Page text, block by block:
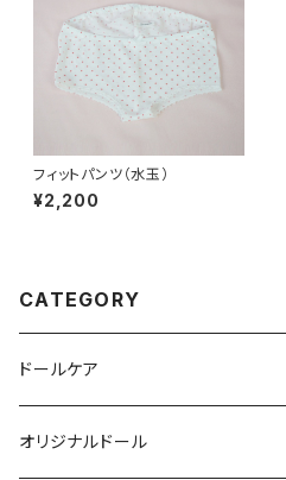
フィットパンツ（水玉）
¥2,200
CATEGORY
ドールケア
オリジナルドール